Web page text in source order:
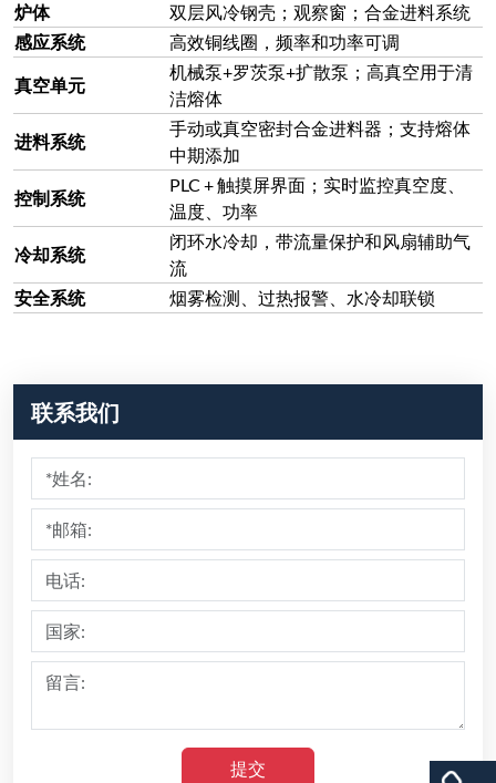
炉体
双层风冷钢壳；观察窗；合金进料系统
感应系统
高效铜线圈，频率和功率可调
真空单元
机械泵+罗茨泵+扩散泵；高真空用于清
洁熔体
进料系统
手动或真空密封合金进料器；支持熔体
中期添加
控制系统
PLC + 触摸屏界面；实时监控真空度、
温度、功率
冷却系统
闭环水冷却，带流量保护和风扇辅助气
流
安全系统
烟雾检测、过热报警、水冷却联锁
联系我们
提交